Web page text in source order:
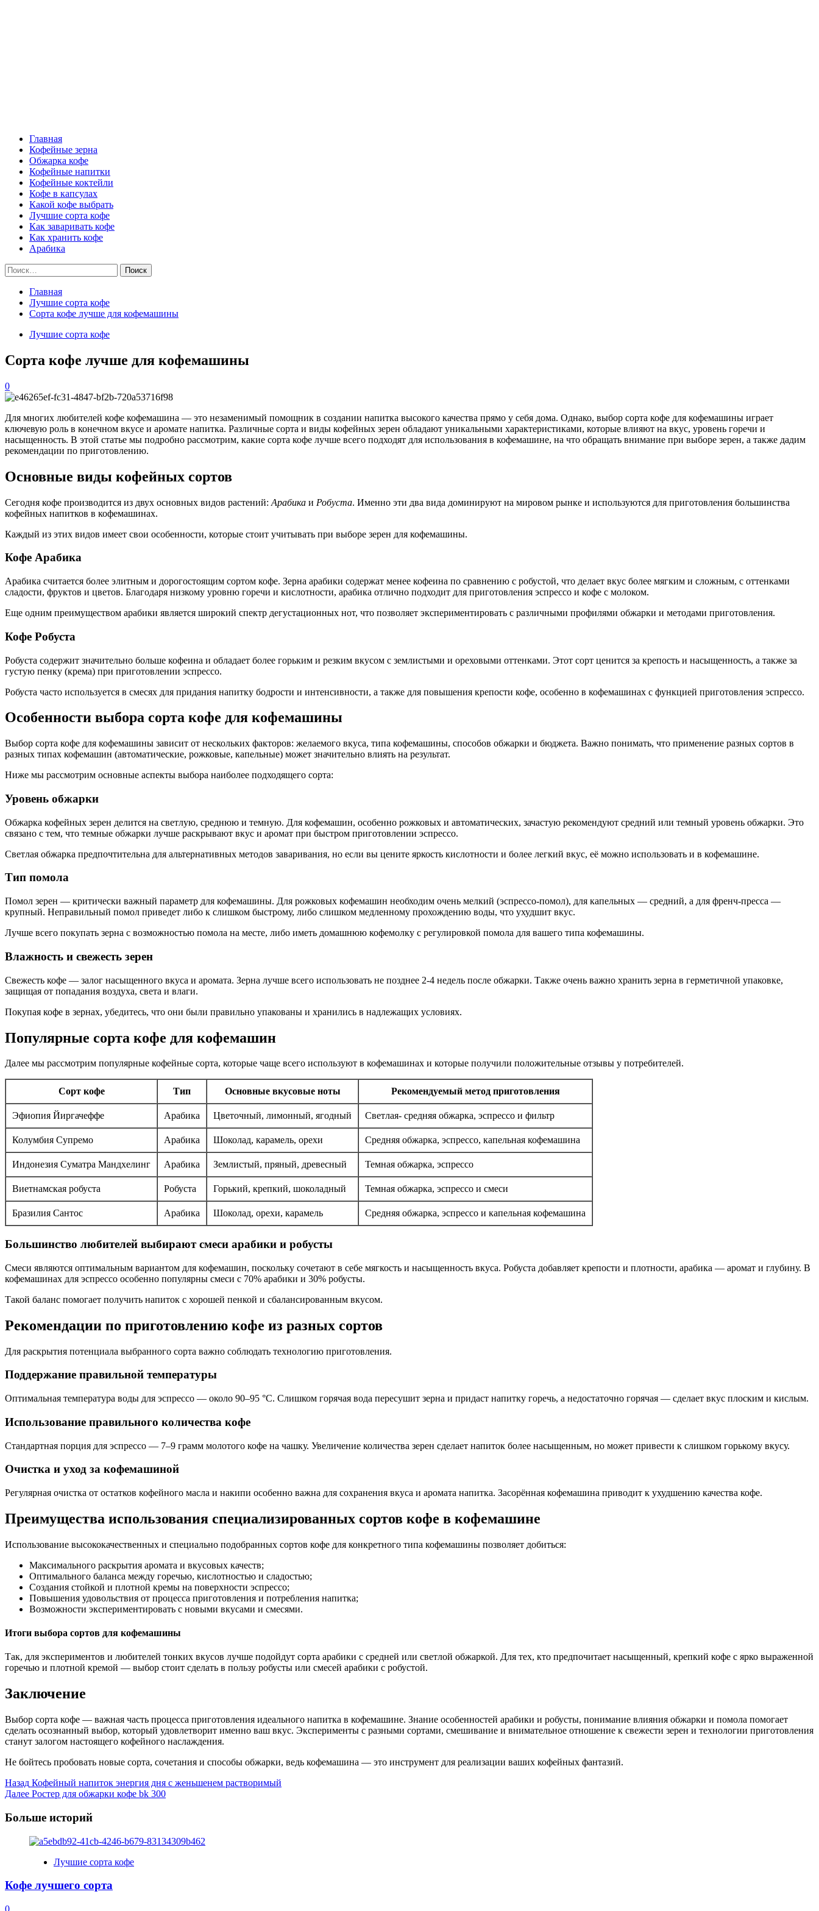
Главная
Кофейные зерна
Обжарка кофе
Кофейные напитки
Кофейные коктейли
Кофе в капсулах
Какой кофе выбрать
Лучшие сорта кофе
Как заваривать кофе
Как хранить кофе
Арабика
Найти:
Главная
Лучшие сорта кофе
Сорта кофе лучше для кофемашины
Лучшие сорта кофе
Сорта кофе лучше для кофемашины
0
Для многих любителей кофе кофемашина — это незаменимый помощник в создании напитка высокого качества прямо у себя дома. Однако, выбор сорта кофе для кофемашины играет
ключевую роль в конечном вкусе и аромате напитка. Различные сорта и виды кофейных зерен обладают уникальными характеристиками, которые влияют на вкус, уровень горечи и
насыщенность. В этой статье мы подробно рассмотрим, какие сорта кофе лучше всего подходят для использования в кофемашине, на что обращать внимание при выборе зерен, а также дадим
рекомендации по приготовлению.
Основные виды кофейных сортов
Сегодня кофе производится из двух основных видов растений: Арабика и Робуста. Именно эти два вида доминируют на мировом рынке и используются для приготовления большинства
кофейных напитков в кофемашинах.
Каждый из этих видов имеет свои особенности, которые стоит учитывать при выборе зерен для кофемашины.
Кофе Арабика
Арабика считается более элитным и дорогостоящим сортом кофе. Зерна арабики содержат менее кофеина по сравнению с робустой, что делает вкус более мягким и сложным, с оттенками
сладости, фруктов и цветов. Благодаря низкому уровню горечи и кислотности, арабика отлично подходит для приготовления эспрессо и кофе с молоком.
Еще одним преимуществом арабики является широкий спектр дегустационных нот, что позволяет экспериментировать с различными профилями обжарки и методами приготовления.
Кофе Робуста
Робуста содержит значительно больше кофеина и обладает более горьким и резким вкусом с землистыми и ореховыми оттенками. Этот сорт ценится за крепость и насыщенность, а также за
густую пенку (крема) при приготовлении эспрессо.
Робуста часто используется в смесях для придания напитку бодрости и интенсивности, а также для повышения крепости кофе, особенно в кофемашинах с функцией приготовления эспрессо.
Особенности выбора сорта кофе для кофемашины
Выбор сорта кофе для кофемашины зависит от нескольких факторов: желаемого вкуса, типа кофемашины, способов обжарки и бюджета. Важно понимать, что применение разных сортов в
разных типах кофемашин (автоматические, рожковые, капельные) может значительно влиять на результат.
Ниже мы рассмотрим основные аспекты выбора наиболее подходящего сорта:
Уровень обжарки
Обжарка кофейных зерен делится на светлую, среднюю и темную. Для кофемашин, особенно рожковых и автоматических, зачастую рекомендуют средний или темный уровень обжарки. Это
связано с тем, что темные обжарки лучше раскрывают вкус и аромат при быстром приготовлении эспрессо.
Светлая обжарка предпочтительна для альтернативных методов заваривания, но если вы цените яркость кислотности и более легкий вкус, её можно использовать и в кофемашине.
Тип помола
Помол зерен — критически важный параметр для кофемашины. Для рожковых кофемашин необходим очень мелкий (эспрессо-помол), для капельных — средний, а для френч-пресса —
крупный. Неправильный помол приведет либо к слишком быстрому, либо слишком медленному прохождению воды, что ухудшит вкус.
Лучше всего покупать зерна с возможностью помола на месте, либо иметь домашнюю кофемолку с регулировкой помола для вашего типа кофемашины.
Влажность и свежесть зерен
Свежесть кофе — залог насыщенного вкуса и аромата. Зерна лучше всего использовать не позднее 2-4 недель после обжарки. Также очень важно хранить зерна в герметичной упаковке,
защищая от попадания воздуха, света и влаги.
Покупая кофе в зернах, убедитесь, что они были правильно упакованы и хранились в надлежащих условиях.
Популярные сорта кофе для кофемашин
Далее мы рассмотрим популярные кофейные сорта, которые чаще всего используют в кофемашинах и которые получили положительные отзывы у потребителей.
Сорт кофе Тип Основные вкусовые ноты Рекомендуемый метод приготовления
Эфиопия Йиргачеффе Арабика Цветочный, лимонный, ягодный Светлая- средняя обжарка, эспрессо и фильтр
Колумбия Супремо Арабика Шоколад, карамель, орехи Средняя обжарка, эспрессо, капельная кофемашина
Индонезия Суматра Мандхелинг Арабика Землистый, пряный, древесный Темная обжарка, эспрессо
Виетнамская робуста Робуста Горький, крепкий, шоколадный Темная обжарка, эспрессо и смеси
Бразилия Сантос Арабика Шоколад, орехи, карамель Средняя обжарка, эспрессо и капельная кофемашина
Большинство любителей выбирают смеси арабики и робусты
Смеси являются оптимальным вариантом для кофемашин, поскольку сочетают в себе мягкость и насыщенность вкуса. Робуста добавляет крепости и плотности, арабика — аромат и глубину. В
кофемашинах для эспрессо особенно популярны смеси с 70% арабики и 30% робусты.
Такой баланс помогает получить напиток с хорошей пенкой и сбалансированным вкусом.
Рекомендации по приготовлению кофе из разных сортов
Для раскрытия потенциала выбранного сорта важно соблюдать технологию приготовления.
Поддержание правильной температуры
Оптимальная температура воды для эспрессо — около 90–95 °C. Слишком горячая вода пересушит зерна и придаст напитку горечь, а недостаточно горячая — сделает вкус плоским и кислым.
Использование правильного количества кофе
Стандартная порция для эспрессо — 7–9 грамм молотого кофе на чашку. Увеличение количества зерен сделает напиток более насыщенным, но может привести к слишком горькому вкусу.
Очистка и уход за кофемашиной
Регулярная очистка от остатков кофейного масла и накипи особенно важна для сохранения вкуса и аромата напитка. Засорённая кофемашина приводит к ухудшению качества кофе.
Преимущества использования специализированных сортов кофе в кофемашине
Использование высококачественных и специально подобранных сортов кофе для конкретного типа кофемашины позволяет добиться:
Максимального раскрытия аромата и вкусовых качеств;
Оптимального баланса между горечью, кислотностью и сладостью;
Создания стойкой и плотной кремы на поверхности эспрессо;
Повышения удовольствия от процесса приготовления и потребления напитка;
Возможности экспериментировать с новыми вкусами и смесями.
Итоги выбора сортов для кофемашины
Так, для экспериментов и любителей тонких вкусов лучше подойдут сорта арабики с средней или светлой обжаркой. Для тех, кто предпочитает насыщенный, крепкий кофе с ярко выраженной
горечью и плотной кремой — выбор стоит сделать в пользу робусты или смесей арабики с робустой.
Заключение
Выбор сорта кофе — важная часть процесса приготовления идеального напитка в кофемашине. Знание особенностей арабики и робусты, понимание влияния обжарки и помола помогает
сделать осознанный выбор, который удовлетворит именно ваш вкус. Эксперименты с разными сортами, смешивание и внимательное отношение к свежести зерен и технологии приготовления
станут залогом настоящего кофейного наслаждения.
Не бойтесь пробовать новые сорта, сочетания и способы обжарки, ведь кофемашина — это инструмент для реализации ваших кофейных фантазий.
Post
Navigation
Назад Кофейный напиток энергия дня с женьшенем растворимый
Далее Ростер для обжарки кофе bk 300
Больше историй
Лучшие сорта кофе
Кофе лучшего сорта
0